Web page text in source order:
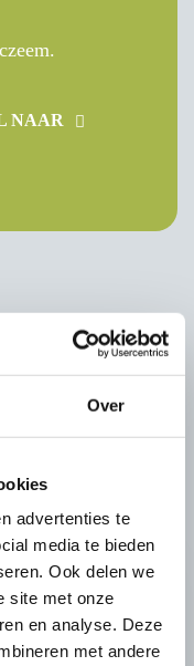
Over
advertenties te
media te bieden
Ook delen we
site met onze
en analyse. Deze
met andere
NAAR